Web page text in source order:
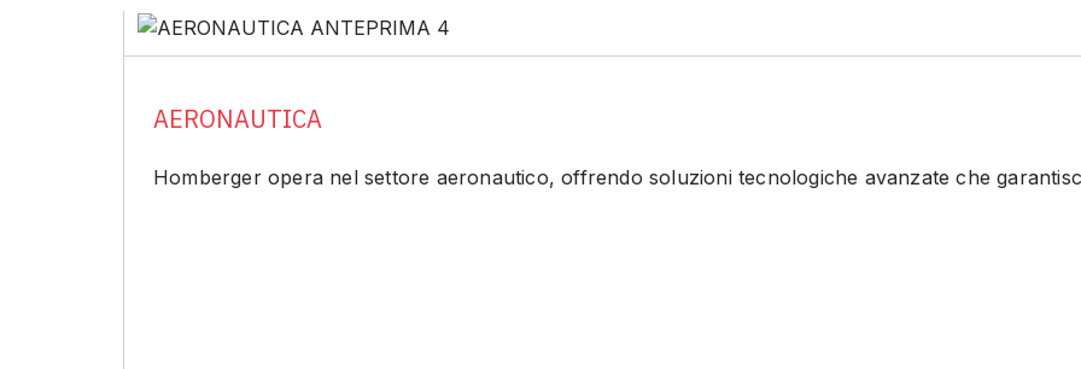
AERONAUTICA
Homberger opera nel settore aeronautico, offrendo soluzioni tecnologiche avanzate che